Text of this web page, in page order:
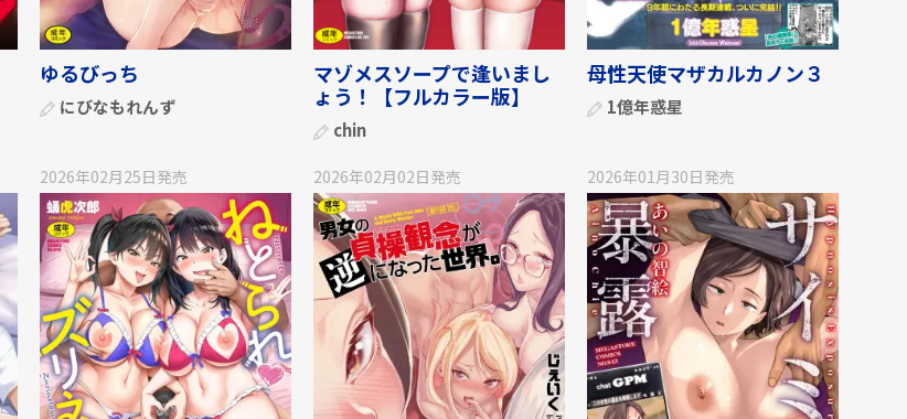
ゆるびっち
にびなもれんず
マゾメスソープで逢いまし
ょう！【フルカラー版】
chin
母性天使マザカルカノン３
1億年惑星
2026年02月25日発売 2026年02月02日発売 2026年01月30日発売